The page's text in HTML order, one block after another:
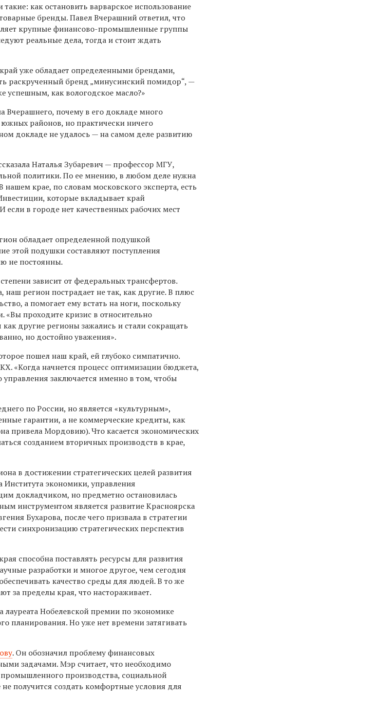
как остановить варварское использование
бренды. Павел Вчерашний ответил, что
крупные финансово-промышленные группы
реальные дела, тогда и стоит ждать
уже обладает определенными брендами,
раскрученный бренд „минусинский помидор“, —
успешным, как вологодское масло?»
Вчерашнего, почему в его докладе много
районов, но практически ничего
докладе не удалось — на самом деле развитию
Наталья Зубаревич — профессор МГУ,
политики. По ее мнению, в любом деле нужна
крае, по словам московского эксперта, есть
которые вкладывает край
если в городе нет качественных рабочих мест
обладает определенной подушкой
этой подушки составляют поступления
не постоянны.
зависит от федеральных трансфертов.
регион пострадает не так, как другие. В плюс
а помогает ему встать на ноги, поскольку
«Вы проходите кризис в относительно
другие регионы зажались и стали сокращать
но достойно уважения».
пошел наш край, ей глубоко симпатично.
«Когда начнется процесс оптимизации бюджета,
управления заключается именно в том, чтобы
по России, но является «культурным»,
гарантии, а не коммерческие кредиты, как
привела Мордовию). Что касается экономических
созданием вторичных производств в крае,
в достижении стратегических целей развития
Института экономики, управления
докладчиком, но предметно остановилась
инструментом является развитие Красноярска
Бухарова, после чего призвала в стратегии
синхронизацию стратегических перспектив
способна поставлять ресурсы для развития
разработки и многое другое, чем сегодня
качество среды для людей. В то же
за пределы края, что настораживает.
Нобелевской премии по экономике
планирования. Но уже нет времени затягивать
. Он обозначил проблему финансовых
задачами. Мэр считает, что необходимо
производства, социальной
получится создать комфортные условия для